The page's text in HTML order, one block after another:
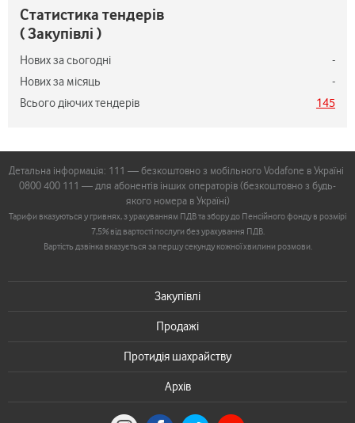
Статистика тендерів
( Закупівлі )
Нових за сьогодні
-
Нових за місяць
-
Всього діючих тендерів
145
Детальна інформація: 111 — безкоштовно з мобільного Vodafone в Україні
0800 400 111 — для абонентів інших операторів (безкоштовно з будь-
якого номера в Україні)
Тарифи вказуються у гривнях, з урахуванням ПДВ та збору до Пенсійного фонду в розмірі
7,5% від вартості послуги без урахування ПДВ.
Вартість дзвінка вказується за першу секунду кожної хвилини розмови.
Закупівлі
Продажі
Протидія шахрайству
Архів